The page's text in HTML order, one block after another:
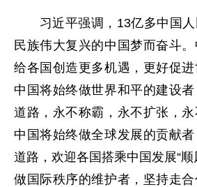
习近平强调，13亿多中国人
民族伟大复兴的中国梦而奋斗
给各国创造更多机遇，更好促进
中国将始终做世界和平的建设
道路，永不称霸，永不扩张，永
中国将始终做全球发展的贡献
道路，欢迎各国搭乘中国发展“
做国际秩序的维护者，坚持走